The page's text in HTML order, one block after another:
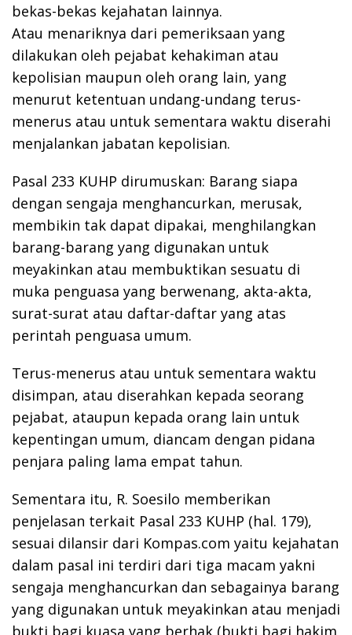
bekas-bekas kejahatan lainnya.
Atau menariknya dari pemeriksaan yang
dilakukan oleh pejabat kehakiman atau
kepolisian maupun oleh orang lain, yang
menurut ketentuan undang-undang terus-
menerus atau untuk sementara waktu diserahi
menjalankan jabatan kepolisian.
Pasal 233 KUHP dirumuskan: Barang siapa
dengan sengaja menghancurkan, merusak,
membikin tak dapat dipakai, menghilangkan
barang-barang yang digunakan untuk
meyakinkan atau membuktikan sesuatu di
muka penguasa yang berwenang, akta-akta,
surat-surat atau daftar-daftar yang atas
perintah penguasa umum.
Terus-menerus atau untuk sementara waktu
disimpan, atau diserahkan kepada seorang
pejabat, ataupun kepada orang lain untuk
kepentingan umum, diancam dengan pidana
penjara paling lama empat tahun.
Sementara itu, R. Soesilo memberikan
penjelasan terkait Pasal 233 KUHP (hal. 179),
sesuai dilansir dari Kompas.com yaitu kejahatan
dalam pasal ini terdiri dari tiga macam yakni
sengaja menghancurkan dan sebagainya barang
yang digunakan untuk meyakinkan atau menjadi
bukti bagi kuasa yang berhak (bukti bagi hakim